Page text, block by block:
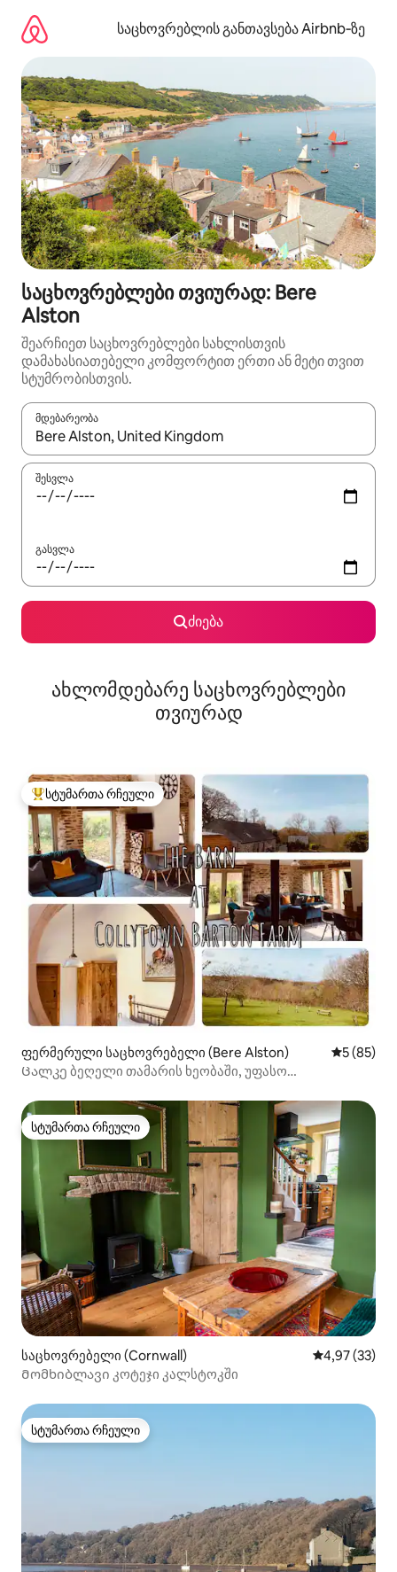
გადასვლა
საცხოვრებლის განთავსება Airbnb‑ზე
საცხოვრებლები თვიურად: Bere
Alston
შეარჩიეთ საცხოვრებლები სახლისთვის
დამახასიათებელი კომფორტით ერთი ან მეტი თვით
სტუმრობისთვის.
მდებარეობა
როცა შედეგები ხელმისაწვდომი გახდება, ნავიგაციისთვის
შესვლა
გასვლა
ძიება
ახლომდებარე საცხოვრებლები
თვიურად
სტუმართა რჩეული მოწინავე ვარიანტი
სტუმართა რჩეული
ფერმერული საცხოვრებელი (Bere Alston) საშუალო
5 (85)
Ცალკე ბეღელი თამარის ხეობაში, უფასო
სტუმართა რჩეული
სტუმართა რჩეული
საცხოვრებელი (Cornwall) საშუალო
4,97 (33)
Მომხიბლავი კოტეჯი კალსტოკში
სტუმართა რჩეული
სტუმართა რჩეული